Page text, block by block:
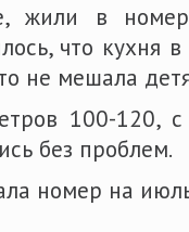
жили в
что кухня
не мешала
100-120,
без проблем.
номер на